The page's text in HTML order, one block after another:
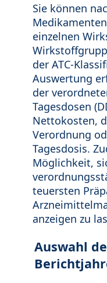
Sie können
einzelnen
der ATC-
Auswertung
der
Tagesdosen
Nettokosten,
Verordnung
Tagesdosis.
Möglichkeit,
teuersten
anzeigen zu
Auswahl